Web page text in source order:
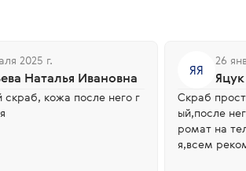
2025 г.
Наталья Ивановна
кожа после него г
ЯЯ
26
Скраб
ый,после
ромат на
я,всем